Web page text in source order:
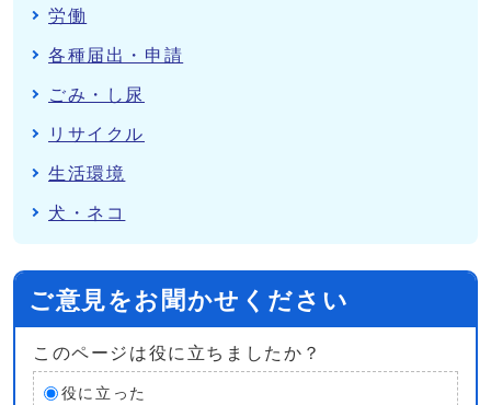
労働
各種届出・申請
ごみ・し尿
リサイクル
生活環境
犬・ネコ
ご意見をお聞かせください
このページは役に立ちましたか？
役に立った